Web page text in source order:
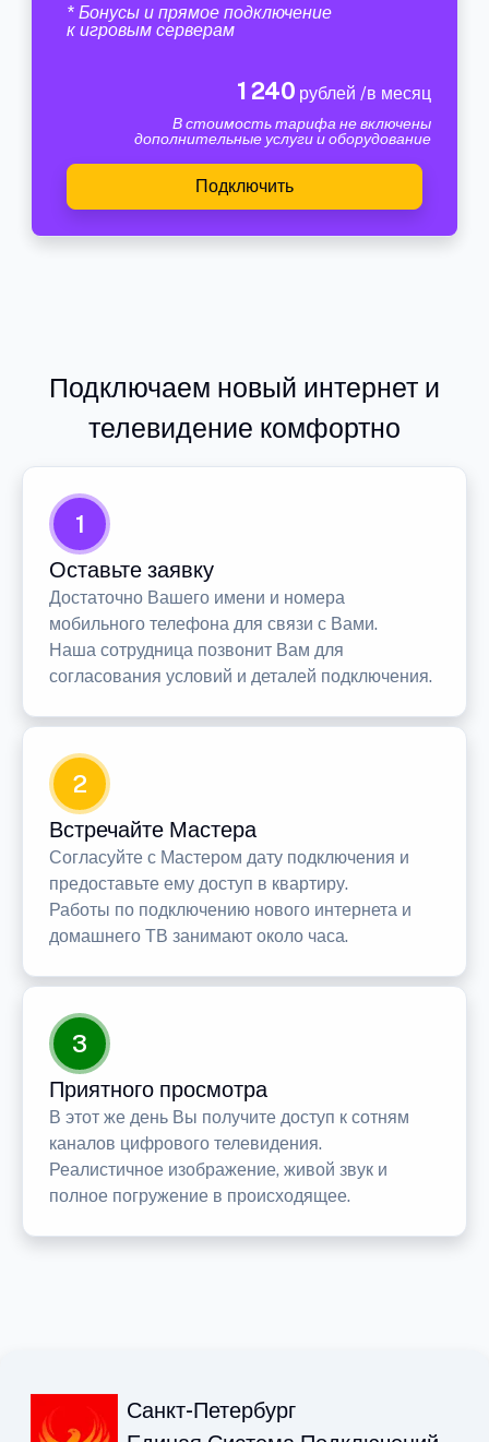
* Бонусы и прямое подключение
к игровым серверам
1 240 рублей /в месяц
В стоимость тарифа не включены
дополнительные услуги и оборудование
Подключить
Подключаем новый интернет и
телевидение комфортно
1
Оставьте заявку
Достаточно Вашего имени и номера
мобильного телефона для связи с Вами.
Наша сотрудница позвонит Вам для
согласования условий и деталей подключения.
2
Встречайте Мастера
Согласуйте с Мастером дату подключения и
предоставьте ему доступ в квартиру.
Работы по подключению нового интернета и
домашнего ТВ занимают около часа.
3
Приятного просмотра
В этот же день Вы получите доступ к сотням
каналов цифрового телевидения.
Реалистичное изображение, живой звук и
полное погружение в происходящее.
Санкт-Петербург